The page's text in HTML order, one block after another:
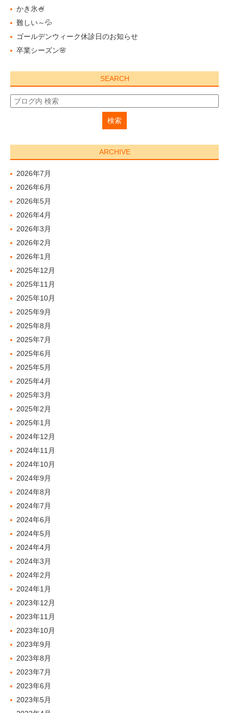
かき氷🍧
難しい～💦
ゴールデンウィーク休診日のお知らせ
卒業シーズン🌸
SEARCH
ARCHIVE
2026年7月
2026年6月
2026年5月
2026年4月
2026年3月
2026年2月
2026年1月
2025年12月
2025年11月
2025年10月
2025年9月
2025年8月
2025年7月
2025年6月
2025年5月
2025年4月
2025年3月
2025年2月
2025年1月
2024年12月
2024年11月
2024年10月
2024年9月
2024年8月
2024年7月
2024年6月
2024年5月
2024年4月
2024年3月
2024年2月
2024年1月
2023年12月
2023年11月
2023年10月
2023年9月
2023年8月
2023年7月
2023年6月
2023年5月